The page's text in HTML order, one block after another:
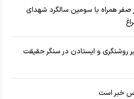
صفر همراه با سومین سالگرد شهدای
روشنگری و ایستادن در سنگر حقیقت
خبر است